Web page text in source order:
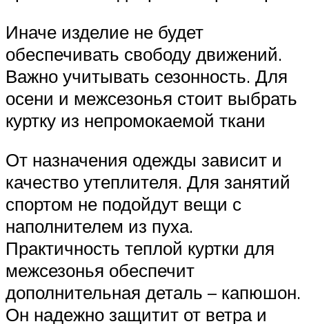
Иначе изделие не будет
обеспечивать свободу движений.
Важно учитывать сезонность. Для
осени и межсезонья стоит выбрать
куртку из непромокаемой ткани
От назначения одежды зависит и
качество утеплителя. Для занятий
спортом не подойдут вещи с
наполнителем из пуха.
Практичность теплой куртки для
межсезонья обеспечит
дополнительная деталь – капюшон.
Он надежно защитит от ветра и